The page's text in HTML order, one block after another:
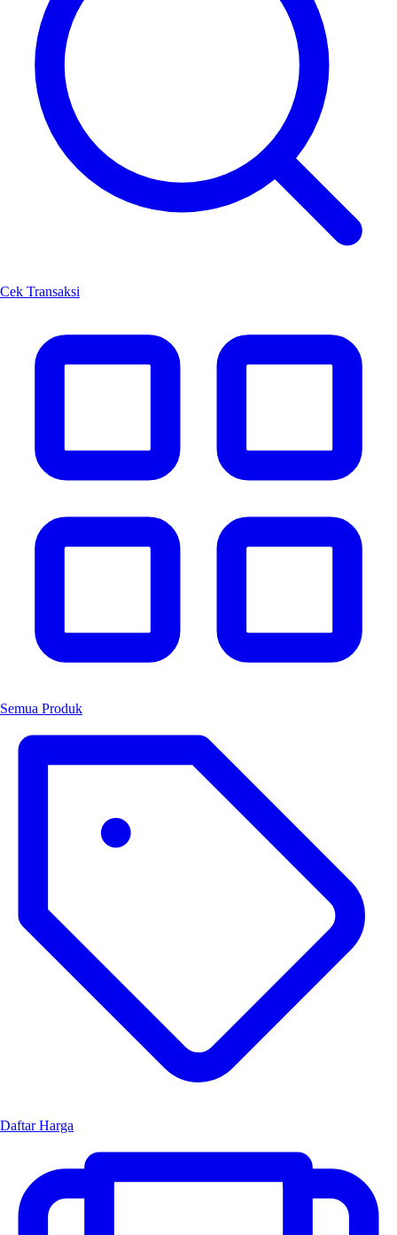
Cek Transaksi
Semua Produk
Daftar Harga